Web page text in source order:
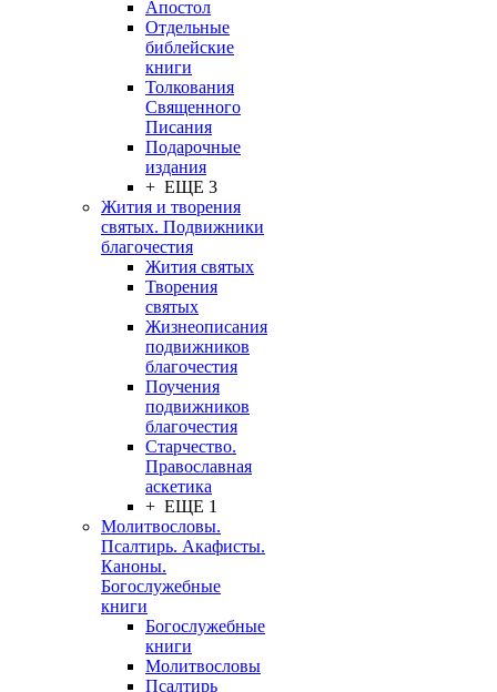
Апостол
Отдельные
библейские
книги
Толкования
Священного
Писания
Подарочные
издания
+ ЕЩЕ 3
Жития и творения
святых. Подвижники
благочестия
Жития святых
Творения
святых
Жизнеописания
подвижников
благочестия
Поучения
подвижников
благочестия
Старчество.
Православная
аскетика
+ ЕЩЕ 1
Молитвословы.
Псалтирь. Акафисты.
Каноны.
Богослужебные
книги
Богослужебные
книги
Молитвословы
Псалтирь